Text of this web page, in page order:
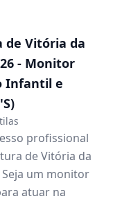
de Vitória da
- Monitor
Infantil e
profissional
de Vitória da
Seja um monitor
atuar na